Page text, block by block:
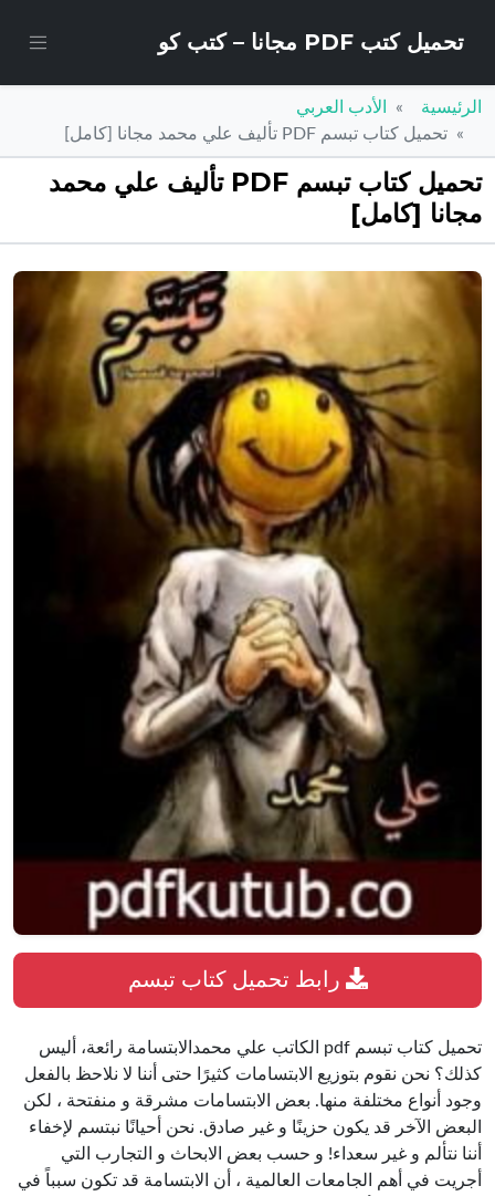
تحميل كتب PDF مجانا – كتب كو
الرئيسية
الأدب العربي
تحميل كتاب تبسم PDF تأليف علي محمد مجانا [كامل]
تحميل كتاب تبسم PDF تأليف علي محمد
مجانا [كامل]
تحميل كتاب تبسم pdf الكاتب علي محمدالابتسامة رائعة، أليس
كذلك؟ نحن نقوم بتوزيع الابتسامات كثيرًا حتى أننا لا نلاحظ بالفعل
وجود أنواع مختلفة منها. بعض الابتسامات مشرقة و منفتحة ، لكن
البعض الآخر قد يكون حزينًا و غير صادق. نحن أحيانًا نبتسم لإخفاء
أننا نتألم و غير سعداء! و حسب بعض الابحاث و التجارب التي
أجريت في أهم الجامعات العالمية ، أن الابتسامة قد تكون سبباً في